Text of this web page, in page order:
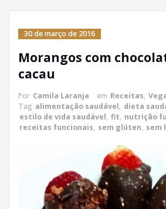
30 de março de 2016
Morangos com
cacau
Por Camila Laranja em Receitas,
Tag alimentação saudável, dieta
estilo de vida saudável, fit, nutrição
receitas funcionais, sem glúten, sem